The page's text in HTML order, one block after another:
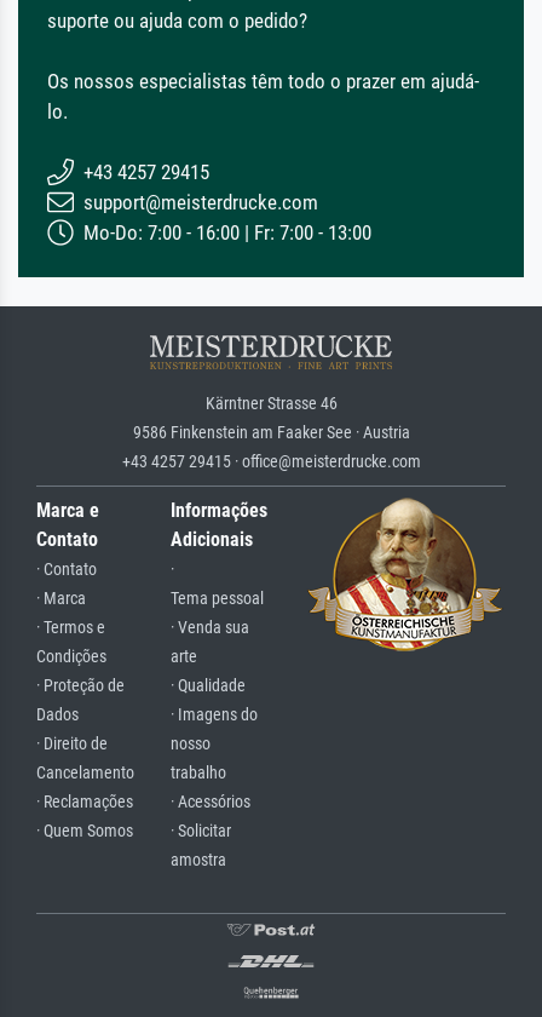
suporte ou ajuda com o pedido?
Os nossos especialistas têm todo o prazer em ajudá-
lo.
+43 4257 29415
support@meisterdrucke.com
Mo-Do: 7:00 - 16:00 | Fr: 7:00 - 13:00
Kärntner Strasse 46
9586 Finkenstein am Faaker See · Austria
+43 4257 29415 · office@meisterdrucke.com
Marca e
Contato
· Contato
· Marca
· Termos e
Condições
· Proteção de
Dados
· Direito de
Cancelamento
· Reclamações
· Quem Somos
Informações
Adicionais
·
Tema pessoal
· Venda sua
arte
· Qualidade
· Imagens do
nosso
trabalho
· Acessórios
· Solicitar
amostra